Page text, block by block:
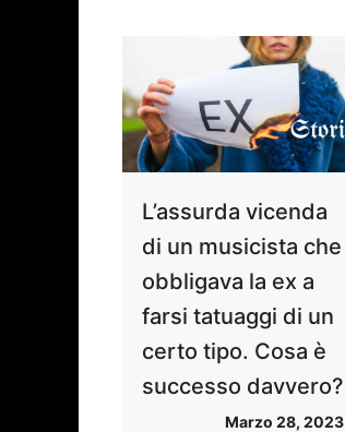
L’assurda vicenda
di un musicista che
obbligava la ex a
farsi tatuaggi di un
certo tipo. Cosa è
successo davvero?
Marzo 28, 2023